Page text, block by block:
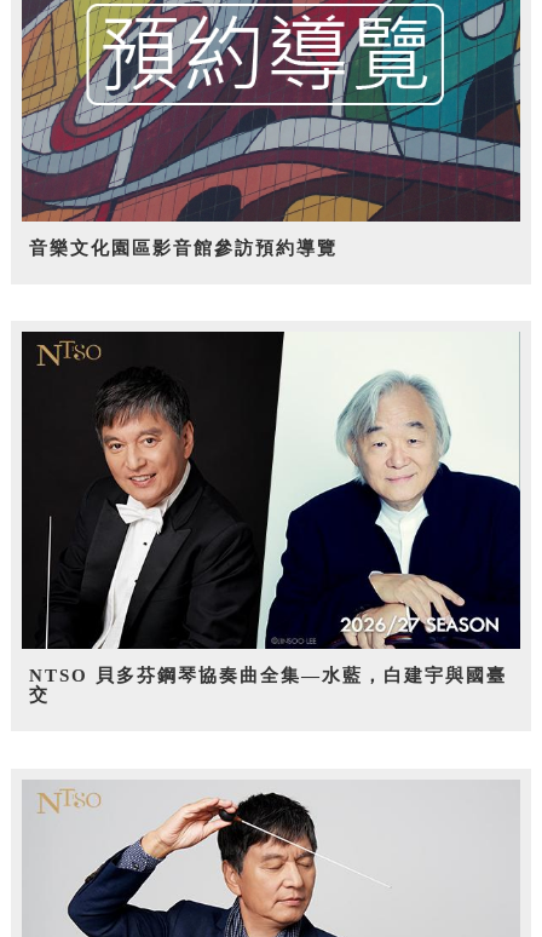
音樂文化園區影音館參訪預約導覽
NTSO 貝多芬鋼琴協奏曲全集—水藍，白建宇與國臺
交